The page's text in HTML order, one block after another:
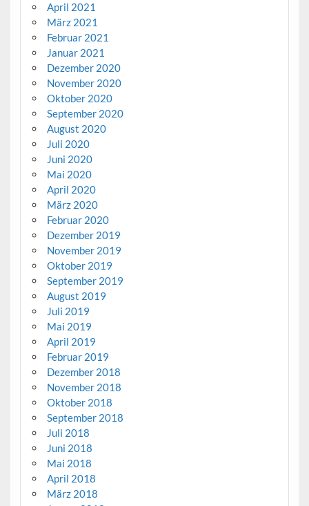
April 2021
März 2021
Februar 2021
Januar 2021
Dezember 2020
November 2020
Oktober 2020
September 2020
August 2020
Juli 2020
Juni 2020
Mai 2020
April 2020
März 2020
Februar 2020
Dezember 2019
November 2019
Oktober 2019
September 2019
August 2019
Juli 2019
Mai 2019
April 2019
Februar 2019
Dezember 2018
November 2018
Oktober 2018
September 2018
Juli 2018
Juni 2018
Mai 2018
April 2018
März 2018